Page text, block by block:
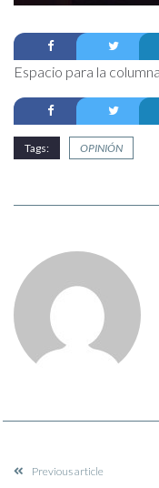
Espacio para la
Tags: OPINIÓN
Previous article